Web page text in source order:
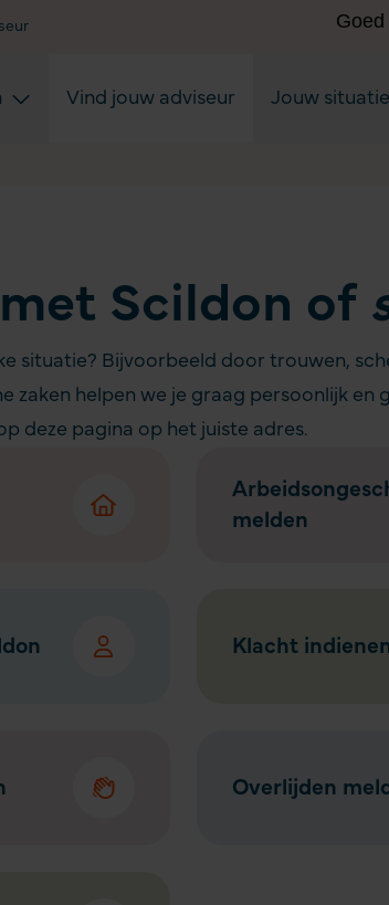
Vind jouw adviseur Jouw situatie
Scildon of
situatie? Bijvoorbeeld door trouwen,
zaken helpen we je graag persoonlijk
deze pagina op het juiste adres.
melden
Klacht
Overlijden